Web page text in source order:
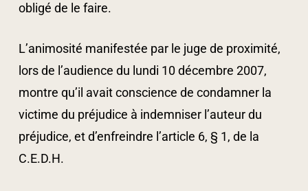
obligé de le faire.
L’animosité manifestée par le juge de proximité,
lors de l’audience du lundi 10 décembre 2007,
montre qu’il avait conscience de condamner la
victime du préjudice à indemniser l’auteur du
préjudice, et d’enfreindre l’article 6, § 1, de la
C.E.D.H.